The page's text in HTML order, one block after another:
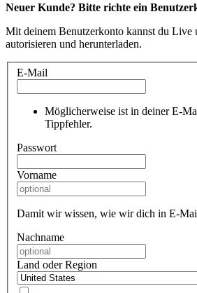
Neuer Kunde? Bitte richte ein
Mit deinem Benutzerkonto kannst du Live
autorisieren und herunterladen.
E-Mail
Möglicherweise ist in deiner E-
Tippfehler.
Passwort
Vorname
Damit wir wissen, wie wir dich in E-
Nachname
Land oder Region